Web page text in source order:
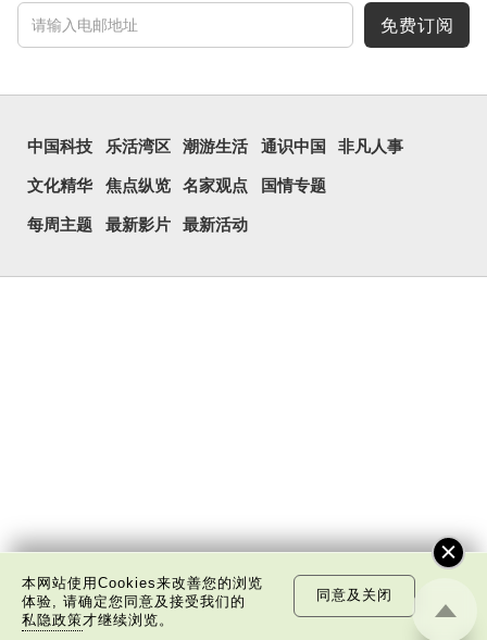
免费订阅
中国科技 乐活湾区 潮游生活 通识中国 非凡人事
文化精华 焦点纵览 名家观点 国情专题
每周主题 最新影片 最新活动
本网站使用Cookies来改善您的浏览
体验, 请确定您同意及接受我们的
私隐政策才继续浏览。
同意及关闭